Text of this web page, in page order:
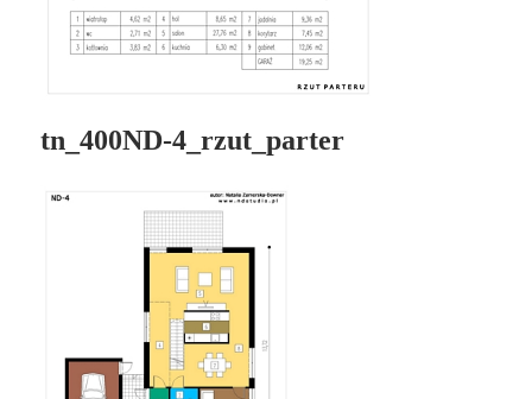
tn_400ND-4_rzut_parter